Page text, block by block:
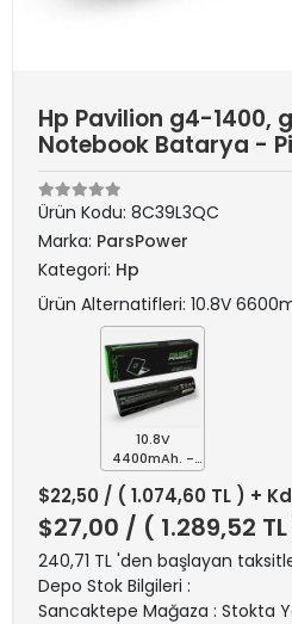
Hp Pavilion g4-1400,
Notebook Batarya -
Ürün Kodu: 8C39L3QC
Marka: ParsPower
Kategori: Hp
Ürün Alternatifleri: 10.8V
10.8V
4400mAh. -
Siyah
$22,50 / ( 1.074,60 TL ) +
$27,00 / ( 1.289,52
240,71 TL 'den başlayan
Depo Stok Bilgileri :
Sancaktepe Mağaza : Stokta